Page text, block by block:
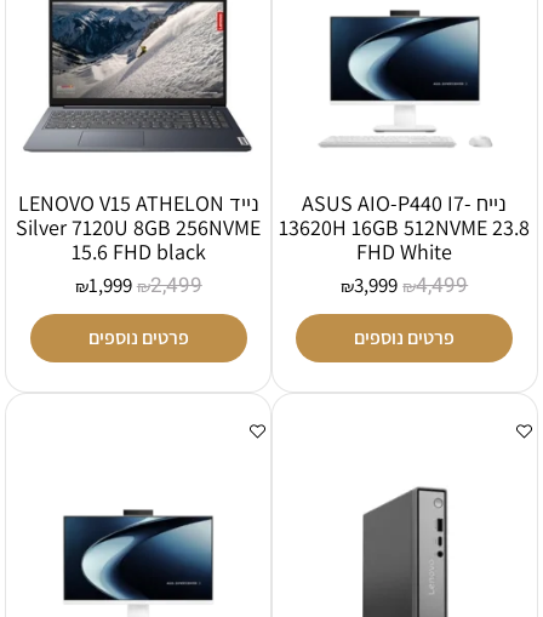
נייח ASUS AIO-P440 I7-
13620H 16GB 512NVME 23.8
FHD White
₪4,499
₪3,999
פרטים נוספים
נייד LENOVO V15 ATHELON
Silver 7120U 8GB 256NVME
15.6 FHD black
₪2,499
₪1,999
פרטים נוספים